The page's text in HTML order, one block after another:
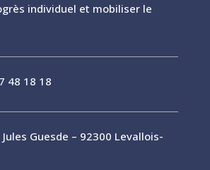
ès individuel et mobiliser le
48 18 18
Guesde – 92300 Levallois-